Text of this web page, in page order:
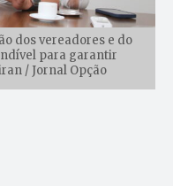
dos vereadores e do
para garantir
/ Jornal Opção